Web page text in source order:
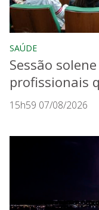
SAÚDE
Sessão
profissionais
15h59 07/08/2026